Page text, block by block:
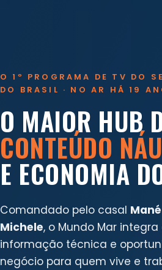
O 1º PROGRAMA DE TV DO
DO BRASIL · NO AR HÁ 19
O MAIOR HUB
CONTEÚDO
E ECONOMIA
Comandado pelo casal
Michele, o Mundo Mar
informação técnica e
negócio para quem vive e